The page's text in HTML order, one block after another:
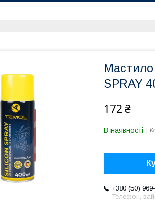
Мастило
SPRAY
172 ₴
В наявності
+380 (50)
Телефон,